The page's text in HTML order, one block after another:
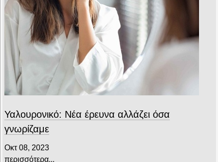
Υαλουρονικό: Νέα έρευνα αλλάζει όσα
γνωρίζαμε
Οκτ 08, 2023
περισσότερα...